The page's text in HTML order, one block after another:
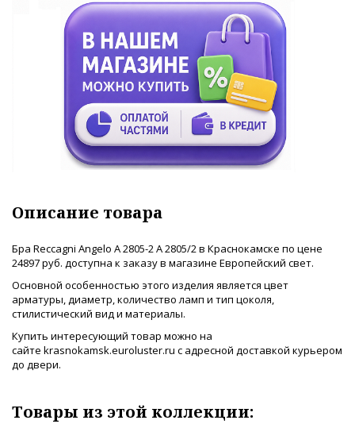
Описание товара
Бра Reccagni Angelo A 2805-2 A 2805/2 в Краснокамске по цене
24897 руб. доступна к заказу в магазине Европейский свет.
Основной особенностью этого изделия является цвет
арматуры, диаметр, количество ламп и тип цоколя,
стилистический вид и материалы.
Купить интересующий товар можно на
сайте krasnokamsk.euroluster.ru с адресной доставкой курьером
до двери.
Товары из этой коллекции: